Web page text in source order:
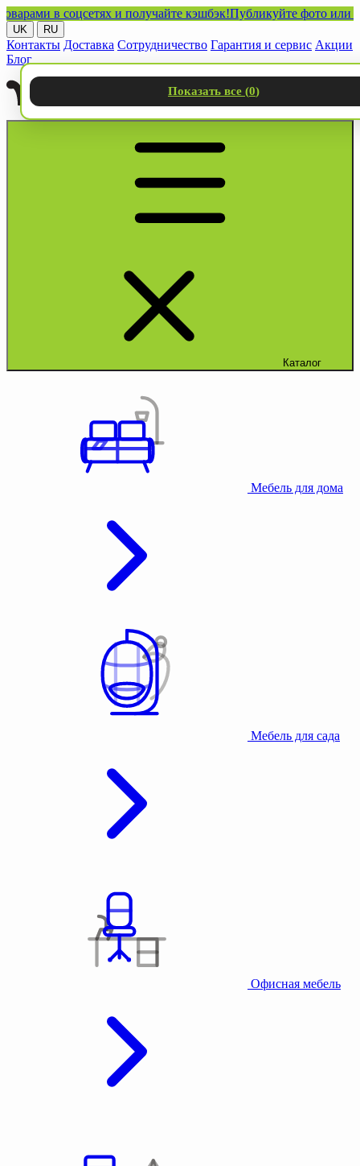
в соцсетях и получайте кэшбэк!Публикуйте фото или видео
UK RU
Контакты Доставка Сотрудничество Гарантия и сервис Акции
Блог
Каталог
Мебель для дома
Мебель для сада
Офисная мебель
Показать все (0)